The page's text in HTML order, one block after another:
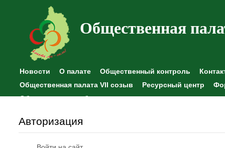
Общественная
Новости О палате Общественный контроль
Общественная палата VII созыв
Ресурсный центр
Общественные наблюдения
Авторизация